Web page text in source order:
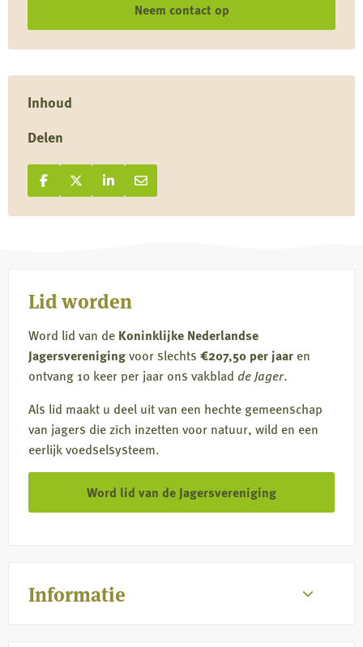
Neem contact op
Inhoud
Delen
Deel op Facebook
Deel
op
Deel op X
Deel
op
Deel op LinkedIn
Deel
op
Deel via e-mail
Deel
via
Informatie
Lid worden
Word lid van de Koninklijke Nederlandse
Jagersverenigingvoor slechts €207,50 per jaar en
ontvang 10 keer per jaar ons vakblad de Jager.
Als lid maakt u deel uit van een hechte gemeenschap
van jagers die zich inzetten voor natuur, wild en een
eerlijk voedselsysteem.
Word lid van de Jagersvereniging